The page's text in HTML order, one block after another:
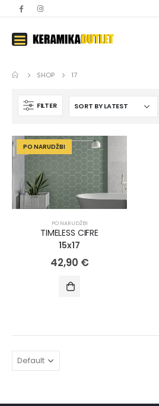
SHOP 17
FILTER
PO NARUDŽBI
PO NARUDŽBI
TIMELESS CIFRE
15x17
42,90 €